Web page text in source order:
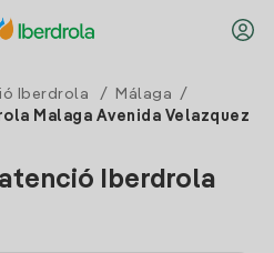
Iberdrola / Málaga
/
Malaga Avenida Velazquez
Iberdrola